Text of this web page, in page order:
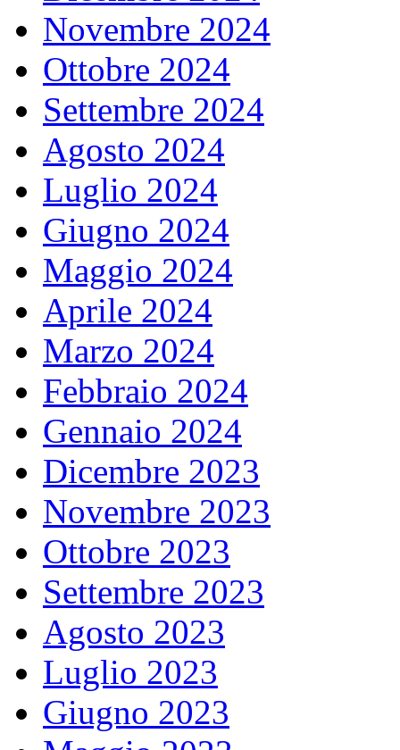
Novembre 2024
Ottobre 2024
Settembre 2024
Agosto 2024
Luglio 2024
Giugno 2024
Maggio 2024
Aprile 2024
Marzo 2024
Febbraio 2024
Gennaio 2024
Dicembre 2023
Novembre 2023
Ottobre 2023
Settembre 2023
Agosto 2023
Luglio 2023
Giugno 2023